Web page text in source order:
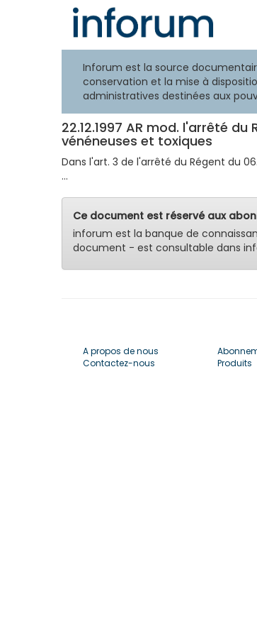
Inforum est la source
conservation et la mise à
administratives destinées aux
22.12.1997 AR mod. l'arrêté
vénéneuses et toxiques
Dans l'art. 3 de l'arrêté du Régent du
...
Ce document est réservé aux
inforum est la banque de
document - est consultable dans
A propos de nous
Contactez-nous
Produits